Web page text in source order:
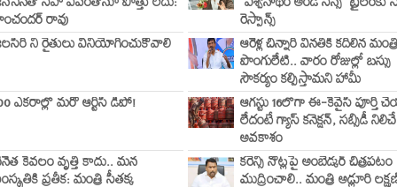
సహా ఎవరితోనూ పొత్తు లేదు:
రావు
‘విశ్వనాథం అండ్ సన్స్’ ట్రైలర్‌కు
రెస్పాన్స్
ని రైతులు వినియోగించుకోవాలి
ఆరేళ్ల చిన్నారి వినతికి కదిలిన
పొంగులేటి.. వారం రోజుల్లో బస్సు
సౌకర్యం కల్పిస్తామని హామీ
ఎకరాల్లో మరో ఆర్టీసీ డిపో!
ఆగస్టు 16లోగా ఈ-కేవైసీ పూర్తి
లేదంటే గ్యాస్ కనెక్షన్, సబ్సిడీ నిలిచే
అవకాశం
కేవలం వృత్తి కాదు.. మన
కరెన్సీ నోట్లపై అంబేడ్కర్ చిత్రపటం